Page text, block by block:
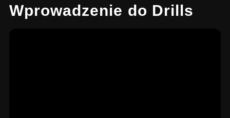
Wprowadzenie do Drills